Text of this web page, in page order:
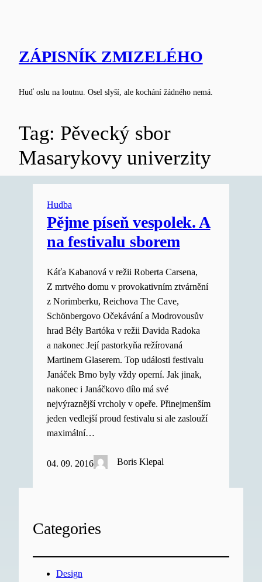
ZÁPISNÍK ZMIZELÉHO
Huď oslu na loutnu. Osel slyší, ale kochání žádného nemá.
Tag: Pěvecký sbor
Masarykovy univerzity
Hudba
Pějme píseň vespolek. A
na festivalu sborem
Káťa Kabanová v režii Roberta Carsena,
Z mrtvého domu v provokativním ztvárnění
z Norimberku, Reichova The Cave,
Schönbergovo Očekávání a Modrovousův
hrad Bély Bartóka v režii Davida Radoka
a nakonec Její pastorkyňa režírovaná
Martinem Glaserem. Top události festivalu
Janáček Brno byly vždy operní. Jak jinak,
nakonec i Janáčkovo dílo má své
nejvýraznější vrcholy v opeře. Přinejmenším
jeden vedlejší proud festivalu si ale zaslouží
maximální…
04. 09. 2016 Boris Klepal
Categories
Design